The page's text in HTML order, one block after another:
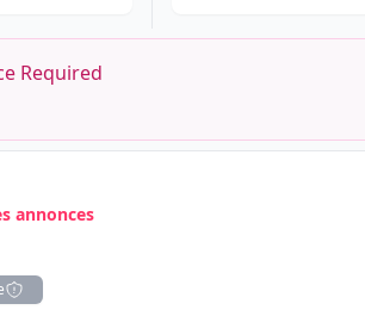
Required
annonces